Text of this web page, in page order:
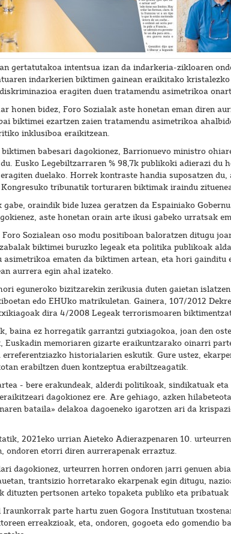
gertatutakoa intentsua izan da indarkeria-zikloaren
indarkerien biktimen gainean eraikitako
eragiten duen tratamendu asimetrikoa
honen bidez, Foro Sozialak aste honetan eman diren
biktimei ezartzen zaien tratamendu asimetrikoa
inklusiboa eraikitzean.
babesari dagokionez, Barrionuevo ministro
Eusko Legebiltzarraren % 98,7k publikoki adierazi
duelako. Horrek kontraste handia suposatzen
tribunatik torturaren biktimak iraindu
oraindik bide luzea geratzen da Espainiako
aste honetan orain arte ikusi gabeko urratsak
Sozialean oso modu positiboan baloratzen ditugu
biktimei buruzko legeak eta politika publikoak
asimetrikoa ematen da biktimen artean, eta hori
aurrera egin ahal izateko.
eguneroko bizitzarekin zerikusia duten gaietan
edo EHUko matrikuletan. Gainera, 107/2012
dira 4/2008 Legeak terrorismoaren
baina ez horregatik garrantzi gutxiagokoa, joan den
Euskadin memoriaren gizarte eraikuntzarako oinarri
historialarien eskutik. Gure ustez,
erabiltzen duen kontzeptua erabiltzeagatik.
- bere erakundeak, alderdi politikoak, sindikatuak
dagokionez ere. Are gehiago, azken
bataila» delakoa dagoeneko igarotzen ari da
2021eko urrian Aieteko Adierazpenaren 10.
ondoren etorri diren aurrerapenak erraztuz.
dagokionez, urteurren horren ondoren jarri genuen
trantsizio horretarako ekarpenak egin ditugu,
dituzten pertsonen arteko topaketa publiko eta
Iraunkorrak parte hartu zuen Gogora Institutuan
erreakzioak, eta, ondoren, gogoeta edo gomendio